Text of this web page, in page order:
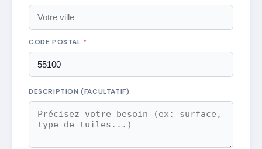
CODE POSTAL *
DESCRIPTION (FACULTATIF)